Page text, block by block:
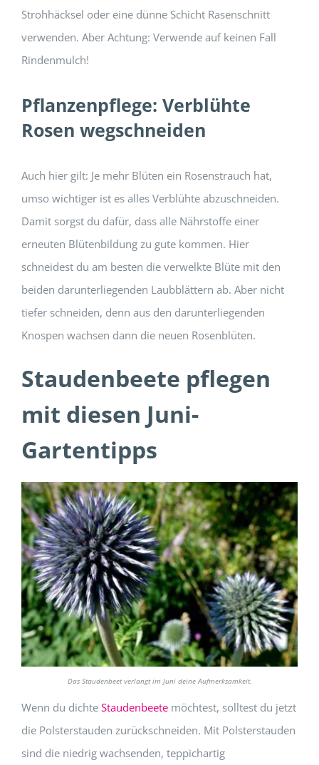
Strohhäcksel oder eine dünne Schicht Rasenschnitt
verwenden. Aber Achtung: Verwende auf keinen Fall
Rindenmulch!
Pflanzenpflege: Verblühte
Rosen wegschneiden
Auch hier gilt: Je mehr Blüten ein Rosenstrauch hat,
umso wichtiger ist es alles Verblühte abzuschneiden.
Damit sorgst du dafür, dass alle Nährstoffe einer
erneuten Blütenbildung zu gute kommen. Hier
schneidest du am besten die verwelkte Blüte mit den
beiden darunterliegenden Laubblättern ab. Aber nicht
tiefer schneiden, denn aus den darunterliegenden
Knospen wachsen dann die neuen Rosenblüten.
Staudenbeete pflegen
mit diesen Juni-
Gartentipps
Das Staudenbeet verlangt im Juni deine Aufmerksamkeit.
Wenn du dichte Staudenbeetemöchtest, solltest du jetzt
die Polsterstauden zurückschneiden. Mit Polsterstauden
sind die niedrig wachsenden, teppichartig